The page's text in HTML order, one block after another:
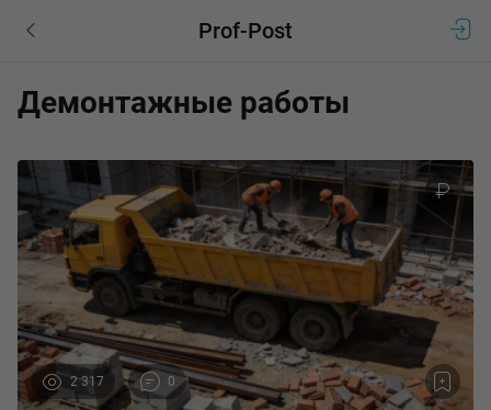
Prof-Post
Демонтажные работы
2 317 0